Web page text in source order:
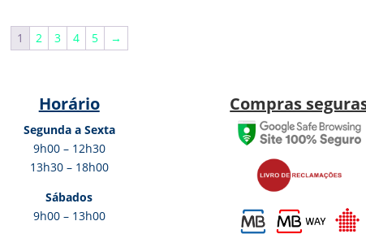
1 2 3 4 5 →
Horário
Segunda a Sexta
9h00 – 12h30
13h30 – 18h00
Sábados
9h00 – 13h00
Compras